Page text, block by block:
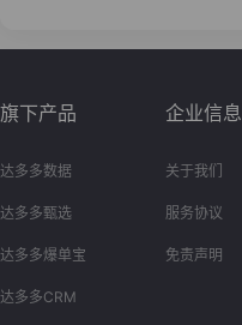
旗下产品
达多多数据
达多多甄选
达多多爆单宝
达多多CRM
企业信息
关于我们
服务协议
免责声明